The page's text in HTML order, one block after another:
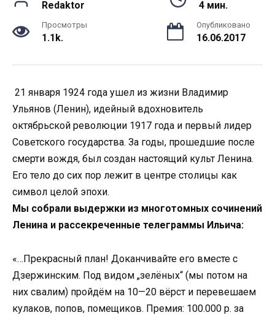
Redaktor 4 мин.
Просмотры
1.1k.
Опубликовано
16.06.2017
21 января 1924 года ушел из жизни Владимир
Ульянов (Ленин), идейный вдохновитель
октябрьской революции 1917 года и первый лидер
Советского государства. За годы, прошедшие после
смерти вождя, был создан настоящий культ Ленина.
Его тело до сих пор лежит в центре столицы как
символ целой эпохи.
Мы собрали выдержки из многотомных сочинений
Ленина и рассекреченные телеграммы Ильича:
«…Прекрасный план! Доканчивайте его вместе с
Дзержинским. Под видом „зелёных“ (мы потом на
них свалим) пройдём на 10—20 вёрст и перевешаем
кулаков, попов, помещиков. Премия: 100.000 р. за